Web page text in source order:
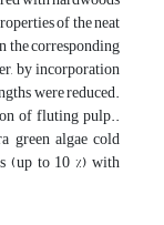
of the neat
the corresponding
by incorporation
were reduced.
of fluting pulp..
green algae cold
(up to 10 %) with